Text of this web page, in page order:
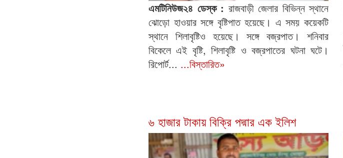
এমটিনিউজ২৪ ডেস্ক : রাজবাড়ী জেলার বিভিন্ন স্থানে
ঝোড়ো হাওয়ার সঙ্গে বৃষ্টিপাত হয়েছে। এ সময় কয়েকটি
স্থানে শিলাবৃষ্টিও হয়েছে। সঙ্গে বজ্রপাত। শনিবার
বিকেলে এই বৃষ্টি, শিলাবৃষ্টি ও বজ্রপাতের ঘটনা ঘটে।
রিপোর্ট... ...বিস্তারিত»
৬ হাজার টাকায় বিক্রি পদ্মার এক ইলিশ